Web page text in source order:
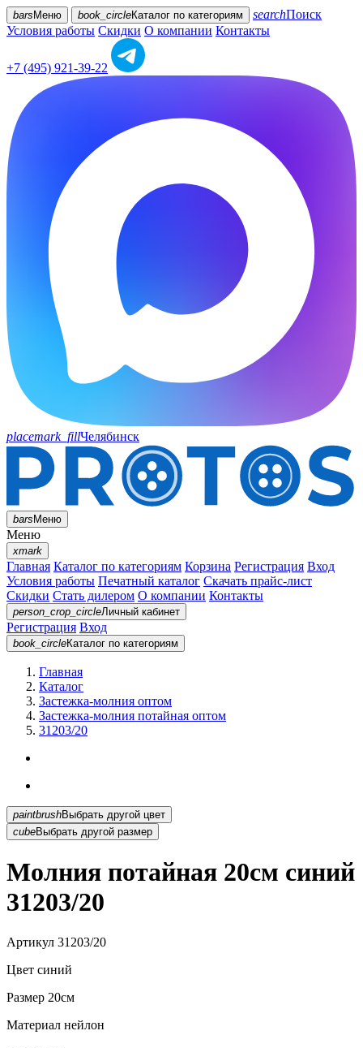
bars Меню book_circleКаталог по категориям searchПоиск
Условия работы Скидки О компании Контакты
+7 (495) 921-39-22
placemark_fillЧелябинск
barsМеню
Меню
xmark
Главная Каталог по категориям Корзина Регистрация Вход
Условия работы Печатный каталог Скачать прайс-лист
Скидки Стать дилером О компании Контакты
person_crop_circleЛичный кабинет
Регистрация Вход
book_circleКаталог по категориям
Главная
Каталог
Застежка-молния оптом
Застежка-молния потайная оптом
31203/20
paintbrush
Выбрать другой цвет
cubeВыбрать другой размер
Молния потайная 20см синий
31203/20
Артикул 31203/20
Цвет синий
Размер 20см
Материал нейлон